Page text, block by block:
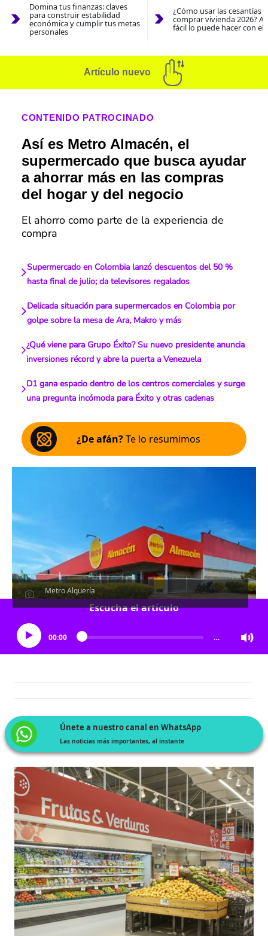
Domina tus finanzas: claves
para construir estabilidad
económica y cumplir tus metas
personales
¿Cómo usar las cesantías
comprar vivienda 2026?
fácil lo puede hacer con el
Artículo nuevo
CONTENIDO PATROCINADO
Así es Metro Almacén, el
supermercado que busca ayudar
a ahorrar más en las compras
del hogar y del negocio
El ahorro como parte de la experiencia de
compra
Supermercado en Colombia lanzó descuentos del 50 %
hasta final de julio; da televisores regalados
Delicada situación para supermercados en Colombia por
golpe sobre la mesa de Ara, Makro y más
¿Qué viene para Grupo Éxito? Su nuevo presidente anuncia
inversiones récord y abre la puerta a Venezuela
D1 gana espacio dentro de los centros comerciales y surge
una pregunta incómoda para Éxito y otras cadenas
¿De afán?Te lo resumimos
Metro Alquería
Escucha el artículo
00:00 …
Únete a nuestro canal en WhatsApp
Las noticias más importantes, al instante